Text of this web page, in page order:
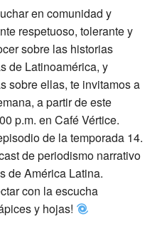
en comunidad y
respetuoso, tolerante y
sobre las historias
de Latinoamérica, y
sobre ellas, te invitamos a
a partir de este
p.m. en Café Vértice.
de la temporada 14.
de periodismo narrativo
de América Latina.
con la escucha
y hojas!